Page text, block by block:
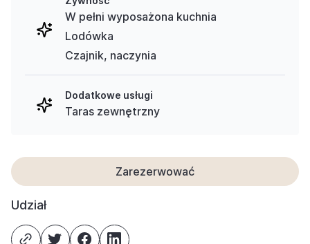
W pełni wyposażona kuchnia
Lodówka
Czajnik, naczynia
Dodatkowe usługi
Taras zewnętrzny
Zarezerwować
Udział